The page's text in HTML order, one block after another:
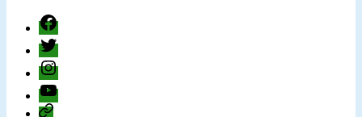
Facebook
Twitter
Instagram
YouTube
change.org